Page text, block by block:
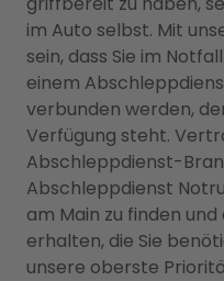
im Auto selbst. Mit
sein, dass Sie im
einem
verbunden werden,
Verfügung steht.
Abschleppdienst-
Abschleppdienst
am Main zu finden
erhalten, die Sie
unsere oberste